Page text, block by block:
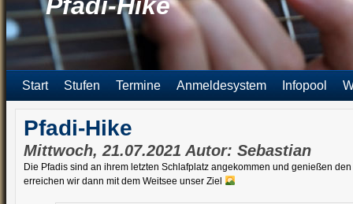
Start Stufen Termine Anmeldesystem Infopool
Pfadi-Hike
Mittwoch, 21.07.2021 Autor: Sebastian
Die Pfadis sind an ihrem letzten Schlafplatz angekommen und genießen
erreichen wir dann mit dem Weitsee unser Ziel